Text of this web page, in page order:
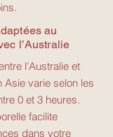
au
l’Australie
l’Australie et
Asie varie selon les
0 et 3 heures.
facilite
dans votre